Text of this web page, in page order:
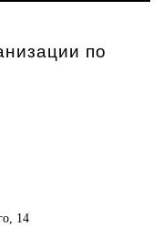
по
14